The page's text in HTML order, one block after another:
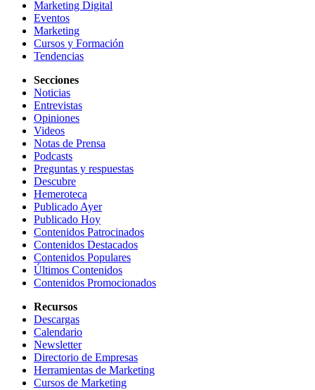
Marketing Digital
Eventos
Marketing
Cursos y Formación
Tendencias
Secciones
Noticias
Entrevistas
Opiniones
Videos
Notas de Prensa
Podcasts
Preguntas y respuestas
Descubre
Hemeroteca
Publicado Ayer
Publicado Hoy
Contenidos Patrocinados
Contenidos Destacados
Contenidos Populares
Últimos Contenidos
Contenidos Promocionados
Recursos
Descargas
Calendario
Newsletter
Directorio de Empresas
Herramientas de Marketing
Cursos de Marketing